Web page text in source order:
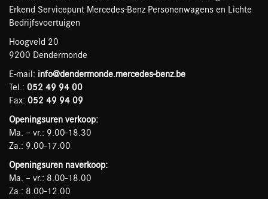
Erkend Servicepunt Mercedes-Benz Personenwagens en Lichte
Bedrijfsvoertuigen
Hoogveld 20
9200 Dendermonde
E-mail: info@dendermonde.mercedes-benz.be
Tel.: 052 49 94 00
Fax: 052 49 94 09
Openingsuren verkoop:
Ma. – vr.: 9.00-18.30
Za.: 9.00-17.00
Openingsuren naverkoop:
Ma. – vr.: 8.00-18.00
Za.: 8.00-12.00